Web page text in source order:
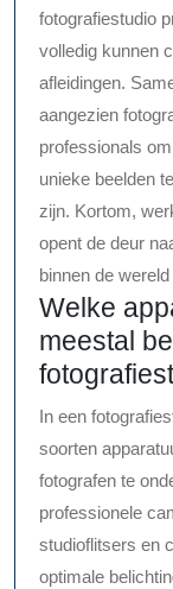
fotografiestudio
volledig kunnen
afleidingen.
aangezien
professionals
unieke beelden
zijn. Kortom,
opent de deur
binnen de
Welke
meestal
In een
soorten
fotografen te
professionele
studioflitsers en
optimale